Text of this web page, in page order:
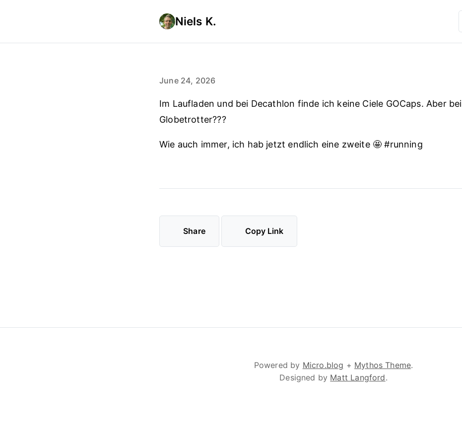
Niels K.
June 24, 2026
Im Laufladen und bei Decathlon finde ich keine Ciele GOCaps. Aber bei
Globetrotter???
Wie auch immer, ich hab jetzt endlich eine zweite 🤩 #running
Share Copy Link
Powered by Micro.blog + Mythos Theme.
Designed by Matt Langford.